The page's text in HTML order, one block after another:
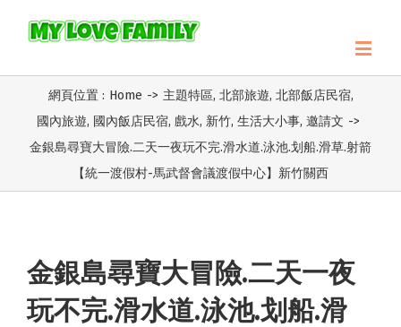
網頁位置 : Home -> 主題特區, 北部旅遊, 北部飯店民宿,
國內旅遊, 國內飯店民宿, 戲水, 新竹, 生活大小事, 邀請文 ->
金銀島尋寶大冒險.二天一夜玩不完.滑水道.泳池.划船.滑草.射箭
【統一渡假村-馬武督會議渡假中心】新竹關西
金銀島尋寶大冒險.二天一夜
玩不完.滑水道.泳池.划船.滑